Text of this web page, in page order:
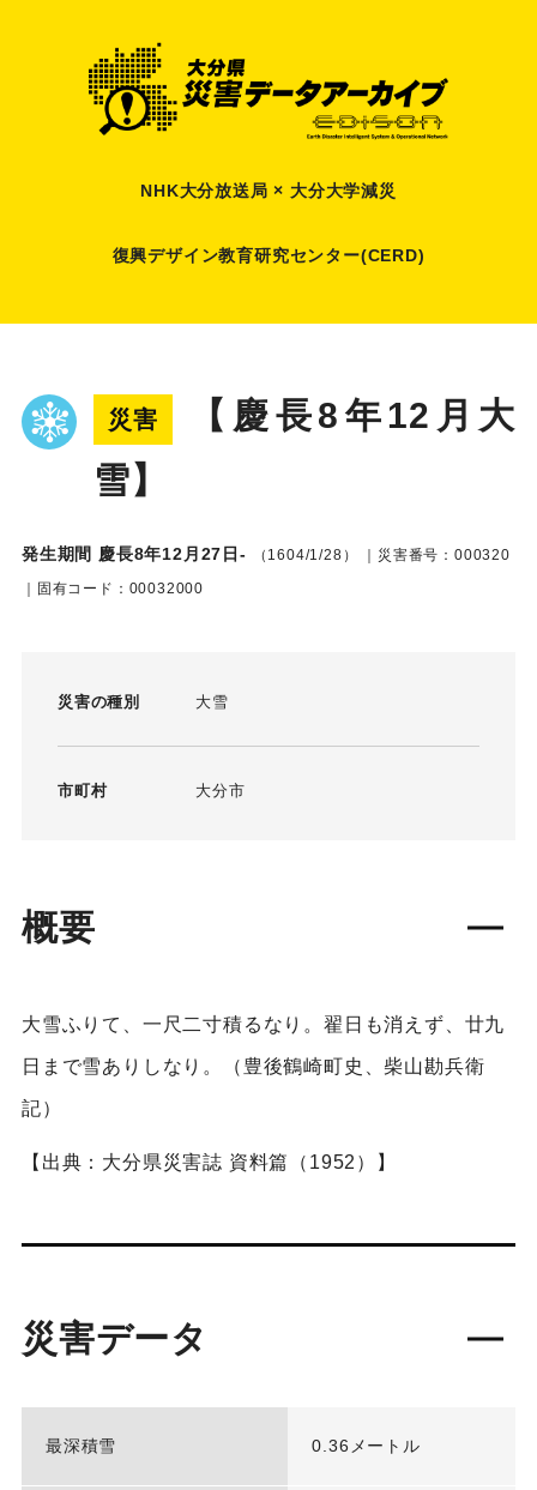
NHK大分放送局 × 大分大学減災
復興デザイン教育研究センター(CERD)
災害
【慶長8年12月大
雪】
発生期間 慶長8年12月27日- （1604/1/28）
｜災害番号：000320
｜固有コード：00032000
災害の種別 大雪
市町村 大分市
概要
大雪ふりて、一尺二寸積るなり。翟日も消えず、廿九
日まで雪ありしなり。（豊後鶴崎町史、柴山勘兵衛
記）
【出典：大分県災害誌 資料篇（1952）】
災害データ
最深積雪 0.36メートル